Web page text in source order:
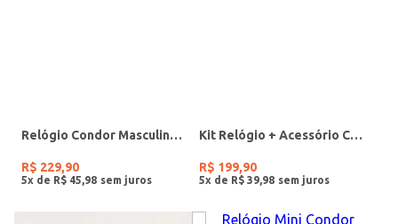
Relógio Condor Masculino PRATA
R$ 229,90
5x de R$ 45 98
Kit Relógio + Acessório Condor Feminino PRATA
R$ 199,90
5x de R$ 39 98